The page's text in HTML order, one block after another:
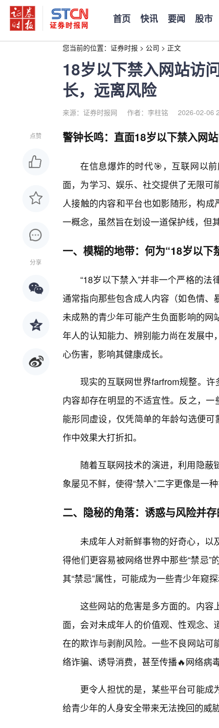
首页 快讯 要闻 股市
您当前的位置： 证券时报 > 公司 > 正文
18岁以下禁入网站访
长，远离风险
来源：证券时报网 作者：李柱铭 2026-02-06
点赞
分享
警钟长鸣：直面18岁以下禁入网
在信息爆炸的时代🎯，互联网以
面，为学习、娱乐、社交提供了无限
人接触的内容和平台也如影随形，构
一概念，虽然旨在划设一道保护线，但
一、模糊的地带：何为“18岁以下
“18岁以下禁入”并非一个严格的
通常指向那些包含成人内容（如色情
未成熟的青少年可能产生负面影响的
年人的认知能力、辨别能力尚在发展
心伤害，影响其健康成长。
现实的互联网世界farfrom规整。
内容却存在明显的不适宜性。反之，
能形同虚设，仅凭简单的年龄勾选便
作中效果大打折扣。
随着互联网技术的演进，利用隐
象屡见不鲜，使得“禁入”二字更像是一
二、隐秘的角落：诱惑与风险并
未成年人对新鲜事物的好奇心，以
得他们更容易被网络世界中那些“禁忌
其“禁忌”属性，可能成为一些青少年窥
这些网站的危害是多方面的。内容
面，会对未成年人的价值观、性观念
在的欺诈与剥削风险。一些不良网站
络诈骗、诱导消费，甚至传播🔥网络病
更令人担忧的是，某些平台可能
给青少年的人身安全带来无法挽回的威